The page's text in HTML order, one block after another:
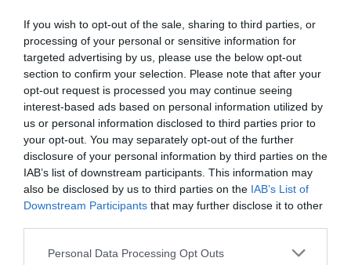
If you wish to opt-out of the sale, sharing to third parties, or
processing of your personal or sensitive information for
targeted advertising by us, please use the below opt-out
section to confirm your selection. Please note that after your
opt-out request is processed you may continue seeing
interest-based ads based on personal information utilized by
us or personal information disclosed to third parties prior to
your opt-out. You may separately opt-out of the further
disclosure of your personal information by third parties on the
IAB’s list of downstream participants. This information may
also be disclosed by us to third parties on the IAB’s List of
Downstream Participants that may further disclose it to other
Personal Data Processing Opt Outs
του Ολυμπιακού στην Ιταλία.
Ώσπου μια προπόνηση στη Φολγκάρια τα έφερε όλα
τούμπα:
Ο Καρνισόβας χτύπησε άθελά του τον Αμερικανό με τον
αγκώνα.
Οι εξετάσεις μετά την επιστροφή από την Ιταλία
έδειξαν αυχενική δισκοκήλη.